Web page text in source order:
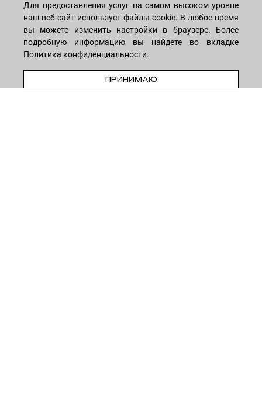
В КОРЗИНУ
Лицо
Мужчинам
Тело
Волосы
Дети
Для дома
ПОКУПАТЕЛЯМ
Способы оплаты
Доставка товара
Обмен и возврат
Бренды
КОМПАНИЯ
НОВОСТНАЯ РАССЫЛКА
Для предоставления услуг на самом высоком уровне
наш веб-сайт использует файлы cookie. В любое время
вы можете изменить настройки в браузере. Более
подробную информацию вы найдете во вкладке
Политика конфиденциальности.
ПРИНИМАЮ